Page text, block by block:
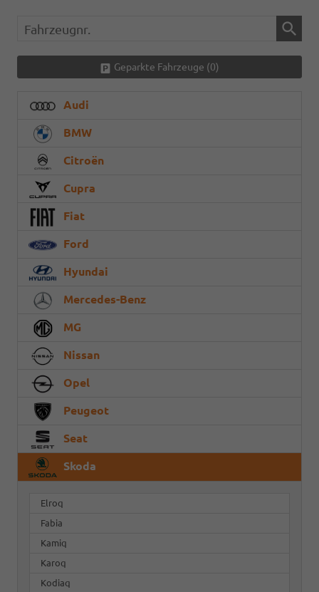
Fahrzeugnr.
Geparkte Fahrzeuge (0)
Audi
BMW
Citroën
Cupra
Fiat
Ford
Hyundai
Mercedes-Benz
MG
Nissan
Opel
Peugeot
Seat
Skoda
Elroq
Fabia
Kamiq
Karoq
Kodiaq